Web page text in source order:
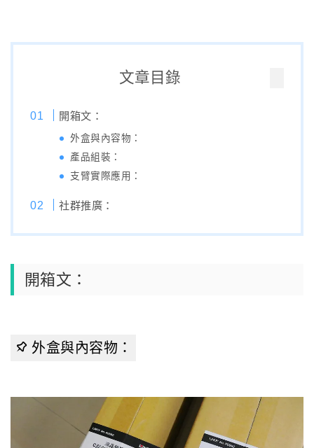
文章目錄
開箱文：
外盒與內容物：
產品組裝：
支臂實際應用：
社群推廣：
開箱文：
外盒與內容物：